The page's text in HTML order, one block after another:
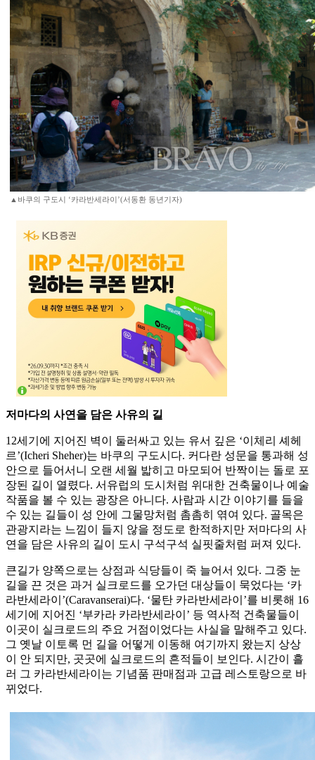
▲바쿠의 구도시 ‘카라반세라이’(서동환 동년기자)
저마다의 사연을 담은 사유의 길
12세기에 지어진 벽이 둘러싸고 있는 유서 깊은 ‘이체리 셰헤
르’(Icheri Sheher)는 바쿠의 구도시다. 커다란 성문을 통과해 성
안으로 들어서니 오랜 세월 밟히고 마모되어 반짝이는 돌로 포
장된 길이 열렸다. 서유럽의 도시처럼 위대한 건축물이나 예술
작품을 볼 수 있는 광장은 아니다. 사람과 시간 이야기를 들을
수 있는 길들이 성 안에 그물망처럼 촘촘히 엮여 있다. 골목은
관광지라는 느낌이 들지 않을 정도로 한적하지만 저마다의 사
연을 담은 사유의 길이 도시 구석구석 실핏줄처럼 퍼져 있다.
큰길가 양쪽으로는 상점과 식당들이 죽 늘어서 있다. 그중 눈
길을 끈 것은 과거 실크로드를 오가던 대상들이 묵었다는 ‘카
라반세라이’(Caravanserai)다. ‘물탄 카라반세라이’를 비롯해 16
세기에 지어진 ‘부카라 카라반세라이’ 등 역사적 건축물들이
이곳이 실크로드의 주요 거점이었다는 사실을 말해주고 있다.
그 옛날 이토록 먼 길을 어떻게 이동해 여기까지 왔는지 상상
이 안 되지만, 곳곳에 실크로드의 흔적들이 보인다. 시간이 흘
러 그 카라반세라이는 기념품 판매점과 고급 레스토랑으로 바
뀌었다.